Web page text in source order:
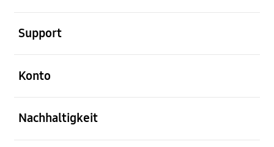
Support
Konto
Nachhaltigkeit